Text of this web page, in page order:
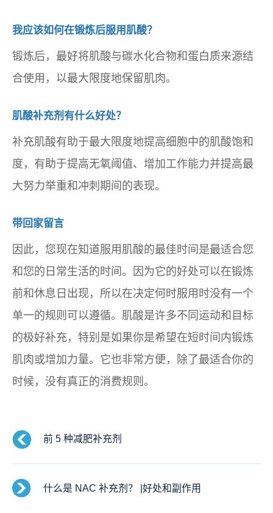
我应该如何在锻炼后服用肌酸？
锻炼后，最好将肌酸与碳水化合物和蛋白质来源结
合使用，以最大限度地保留肌肉。
肌酸补充剂有什么好处？
补充肌酸有助于最大限度地提高细胞中的肌酸饱和
度，有助于提高无氧阈值、增加工作能力并提高最
大努力举重和冲刺期间的表现。
带回家留言
因此，您现在知道服用肌酸的最佳时间是最适合您
和您的日常生活的时间。因为它的好处可以在锻炼
前和休息日出现，所以在决定何时服用时没有一个
单一的规则可以遵循。肌酸是许多不同运动和目标
的极好补充，特别是如果你是希望在短时间内锻炼
肌肉或增加力量。它也非常方便，除了最适合你的
时候，没有真正的消费规则。
前 5 种减肥补充剂
什么是 NAC 补充剂？ |好处和副作用